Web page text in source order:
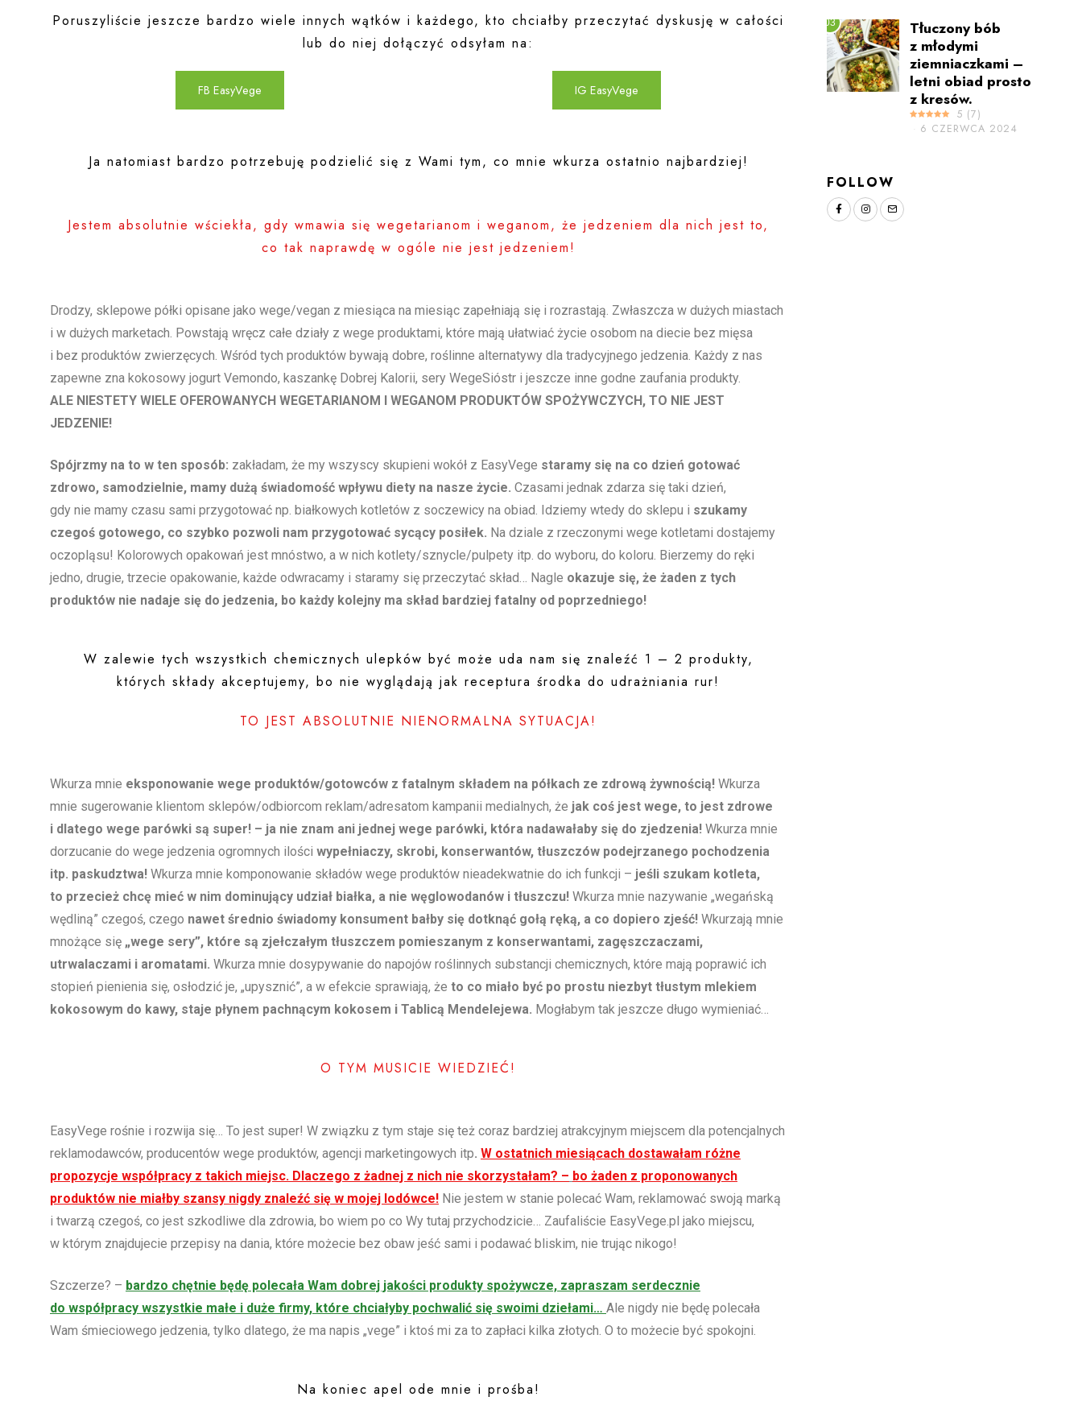
Poruszyliście jeszcze bardzo wiele innych wątków i każdego, kto chciałby przeczytać dyskusję w całości
lub do niej dołączyć odsyłam na:
FB EasyVege IG EasyVege
Ja natomiast bardzo potrzebuję podzielić się z Wami tym, co mnie wkurza ostatnio najbardziej!
Jestem absolutnie wściekła, gdy wmawia się wegetarianom i weganom, że jedzeniem dla nich jest to,
co tak naprawdę w ogóle nie jest jedzeniem!
Drodzy, sklepowe półki opisane jako wege/vegan z miesiąca na miesiąc zapełniają się i rozrastają. Zwłaszcza w dużych miastach
i w dużych marketach. Powstają wręcz całe działy z wege produktami, które mają ułatwiać życie osobom na diecie bez mięsa
i bez produktów zwierzęcych. Wśród tych produktów bywają dobre, roślinne alternatywy dla tradycyjnego jedzenia. Każdy z nas
zapewne zna kokosowy jogurt Vemondo, kaszankę Dobrej Kalorii, sery WegeSióstr i jeszcze inne godne zaufania produkty.
ALE NIESTETY WIELE OFEROWANYCH WEGETARIANOM I WEGANOM PRODUKTÓW SPOŻYWCZYCH, TO NIE JEST
JEDZENIE!
Spójrzmy na to w ten sposób: zakładam, że my wszyscy skupieni wokół z EasyVege staramy się na co dzień gotować
zdrowo, samodzielnie, mamy dużą świadomość wpływu diety na nasze życie. Czasami jednak zdarza się taki dzień,
gdy nie mamy czasu sami przygotować np. białkowych kotletów z soczewicy na obiad. Idziemy wtedy do sklepu i szukamy
czegoś gotowego, co szybko pozwoli nam przygotować sycący posiłek. Na dziale z rzeczonymi wege kotletami dostajemy
oczopląsu! Kolorowych opakowań jest mnóstwo, a w nich kotlety/sznycle/pulpety itp. do wyboru, do koloru. Bierzemy do ręki
jedno, drugie, trzecie opakowanie, każde odwracamy i staramy się przeczytać skład… Nagle okazuje się, że żaden z tych
produktów nie nadaje się do jedzenia, bo każdy kolejny ma skład bardziej fatalny od poprzedniego!
W zalewie tych wszystkich chemicznych ulepków być może uda nam się znaleźć 1 – 2 produkty,
których składy akceptujemy, bo nie wyglądają jak receptura środka do udrażniania rur!
TO JEST ABSOLUTNIE NIENORMALNA SYTUACJA!
Wkurza mnie eksponowanie wege produktów/gotowców z fatalnym składem na półkach ze zdrową żywnością! Wkurza
mnie sugerowanie klientom sklepów/odbiorcom reklam/adresatom kampanii medialnych, że jak coś jest wege, to jest zdrowe
i dlatego wege parówki są super! – ja nie znam ani jednej wege parówki, która nadawałaby się do zjedzenia! Wkurza mnie
dorzucanie do wege jedzenia ogromnych ilości wypełniaczy, skrobi, konserwantów, tłuszczów podejrzanego pochodzenia
itp. paskudztwa! Wkurza mnie komponowanie składów wege produktów nieadekwatnie do ich funkcji – jeśli szukam kotleta,
to przecież chcę mieć w nim dominujący udział białka, a nie węglowodanów i tłuszczu! Wkurza mnie nazywanie „wegańską
wędliną” czegoś, czego nawet średnio świadomy konsument bałby się dotknąć gołą ręką, a co dopiero zjeść! Wkurzają mnie
mnożące się „wege sery”, które są zjełczałym tłuszczem pomieszanym z konserwantami, zagęszczaczami,
utrwalaczami i aromatami. Wkurza mnie dosypywanie do napojów roślinnych substancji chemicznych, które mają poprawić ich
stopień pienienia się, osłodzić je, „upysznić”, a w efekcie sprawiają, że to co miało być po prostu niezbyt tłustym mlekiem
kokosowym do kawy, staje płynem pachnącym kokosem i Tablicą Mendelejewa. Mogłabym tak jeszcze długo wymieniać…
O TYM MUSICIE WIEDZIEĆ!
EasyVege rośnie i rozwija się… To jest super! W związku z tym staje się też coraz bardziej atrakcyjnym miejscem dla potencjalnych
reklamodawców, producentów wege produktów, agencji marketingowych itp. W ostatnich miesiącach dostawałam różne
propozycje współpracy z takich miejsc. Dlaczego z żadnej z nich nie skorzystałam? – bo żaden z proponowanych
produktów nie miałby szansy nigdy znaleźć się w mojej lodówce! Nie jestem w stanie polecać Wam, reklamować swoją marką
i twarzą czegoś, co jest szkodliwe dla zdrowia, bo wiem po co Wy tutaj przychodzicie… Zaufaliście EasyVege.pl jako miejscu,
w którym znajdujecie przepisy na dania, które możecie bez obaw jeść sami i podawać bliskim, nie trując nikogo!
Szczerze? – bardzo chętnie będę polecała Wam dobrej jakości produkty spożywcze, zapraszam serdecznie
do współpracy wszystkie małe i duże firmy, które chciałyby pochwalić się swoimi dziełami… Ale nigdy nie będę polecała
Wam śmieciowego jedzenia, tylko dlatego, że ma napis „vege” i ktoś mi za to zapłaci kilka złotych. O to możecie być spokojni.
Na koniec apel ode mnie i prośba!
03
Tłuczony bób
z młodymi
ziemniaczkami –
letni obiad prosto
z kresów.
5 (7)
6 CZERWCA 2024
FOLLOW